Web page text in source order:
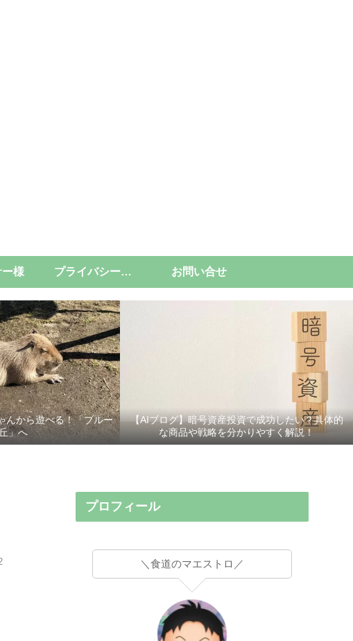
ー様 プライバシーポリシー お問い合せ
んから遊べる！「ブルー
」へ
【AIブログ】暗号資産投資で成功したい？具体的
な商品や戦略を分かりやすく解説！
プロフィール
＼食道のマエストロ／